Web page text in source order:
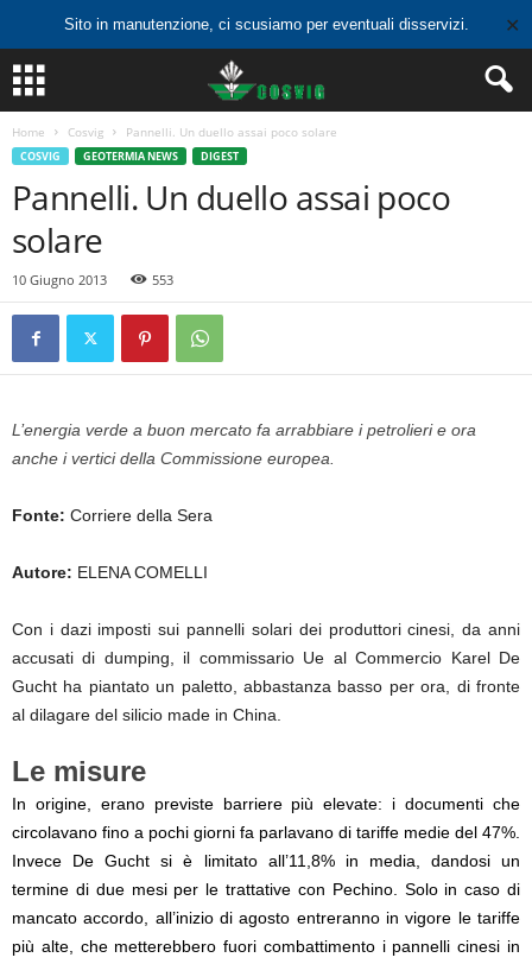
Sito in manutenzione, ci scusiamo per eventuali disservizi. ✕
Home Cosvig Pannelli. Un duello assai poco solare
COSVIG GEOTERMIA NEWS DIGEST
Pannelli. Un duello assai poco
solare
10 Giugno 2013 553
L’energia verde a buon mercato fa arrabbiare i petrolieri e ora
anche i vertici della Commissione europea.
Fonte: Corriere della Sera
Autore: ELENA COMELLI
Con i dazi imposti sui pannelli solari dei produttori cinesi, da anni
accusati di dumping, il commissario Ue al Commercio Karel De
Gucht ha piantato un paletto, abbastanza basso per ora, di fronte
al dilagare del silicio made in China.
Le misure
In origine, erano previste barriere più elevate: i documenti che
circolavano fino a pochi giorni fa parlavano di tariffe medie del 47%.
Invece De Gucht si è limitato all’11,8% in media, dandosi un
termine di due mesi per le trattative con Pechino. Solo in caso di
mancato accordo, all’inizio di agosto entreranno in vigore le tariffe
più alte, che metterebbero fuori combattimento i pannelli cinesi in